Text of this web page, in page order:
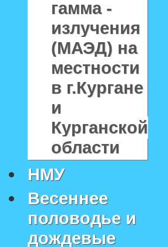
гамма -
излучения
(МАЭД) на
местности
в г.Кургане
и
Курганской
области
НМУ
Весеннее
половодье и
дождевые